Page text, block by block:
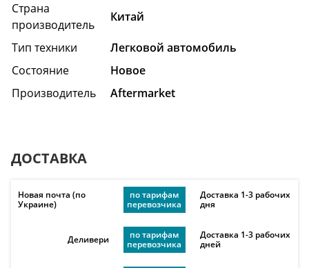
Страна
производитель
Китай
Тип техники
Легковой автомобиль
Состояние
Hовое
Производитель
Aftermarket
ДОСТАВКА
Новая почта (по
Украине)
по тарифам
перевозчика
Доставка 1-3 рабочих
дня
Деливери
по тарифам
перевозчика
Доставка 1-3 рабочих
дней